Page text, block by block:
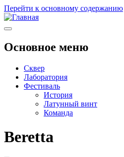
Перейти к основному содержанию
Основное меню
Сквер
Лаборатория
Фестиваль
История
Латунный винт
Команда
Beretta